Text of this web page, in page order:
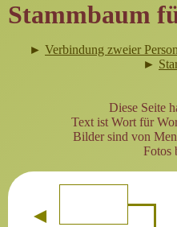
Stammbaum
► Verbindung zweier
►
Diese Seite
Text ist Wort für
Bilder sind von
Fotos